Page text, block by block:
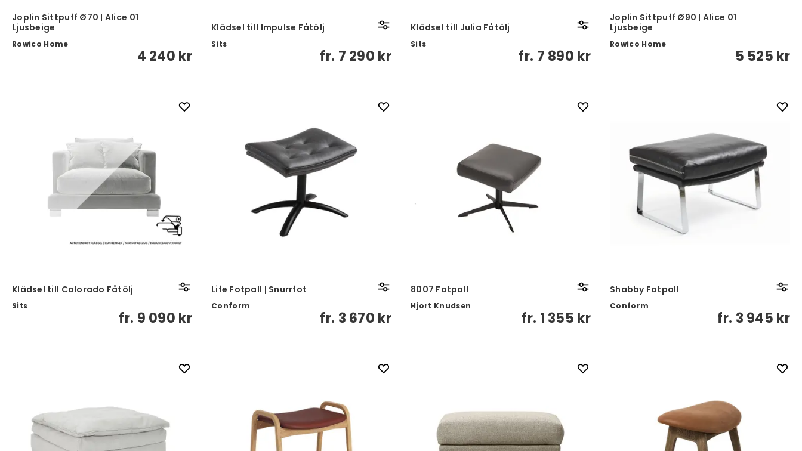
Joplin Sittpuff Ø70 | Alice 01
Ljusbeige
Rowico Home
4 240 kr
Klädsel till Impulse Fåtölj
Sits
fr. 7 290 kr
Klädsel till Julia Fåtölj
Sits
fr. 7 890 kr
Joplin Sittpuff Ø90 | Alice 01
Ljusbeige
Rowico Home
5 525 kr
Klädsel till Colorado Fåtölj
Sits
fr. 9 090 kr
Life Fotpall | Snurrfot
Conform
fr. 3 670 kr
8007 Fotpall
Hjort Knudsen
fr. 1 355 kr
Shabby Fotpall
Conform
fr. 3 945 kr